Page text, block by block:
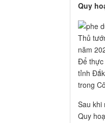
Quy
Thủ
năm
Để thực
tỉnh
trong
Sau khi
Quy